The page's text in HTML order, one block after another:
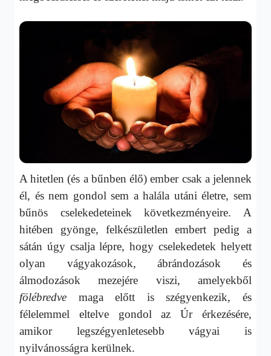
A hitetlen (és a bűnben élő) ember csak a jelennek
él, és nem gondol sem a halála utáni életre, sem
bűnös cselekedeteinek következményeire. A
hitében gyönge, felkészületlen embert pedig a
sátán úgy csalja lépre, hogy cselekedetek helyett
olyan vágyakozások, ábrándozások és
álmodozások mezejére viszi, amelyekből
fölébredve maga előtt is szégyenkezik, és
félelemmel eltelve gondol az Úr érkezésére,
amikor legszégyenletesebb vágyai is
nyilvánosságra kerülnek.